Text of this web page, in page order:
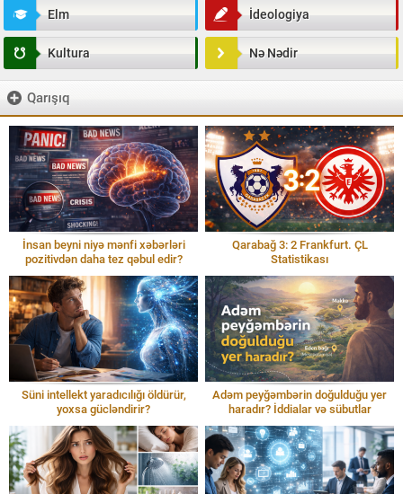
Elm İdeologiya
Kultura Nə Nədir
Qarışıq
İnsan beyni niyə mənfi xəbərləri
pozitivdən daha tez qəbul edir?
Qarabağ 3: 2 Frankfurt. ÇL
Statistikası
Süni intellekt yaradıcılığı öldürür,
yoxsa gücləndirir?
Adəm peyğəmbərin doğulduğu yer
haradır? İddialar və sübutlar